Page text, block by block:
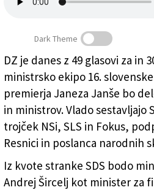
Janševa ministrska ekipa
MAKOVEC/STA)
Dark Theme
DZ je danes z 49 glasovi za in
ministrsko ekipo 16.
premierja Janeza Janše bo
in ministrov. Vlado sestavljajo
trojček NSi, SLS in Fokus,
Resnici in poslanca narodnih
Iz kvote stranke SDS bodo
Andrej Šircelj kot minister za